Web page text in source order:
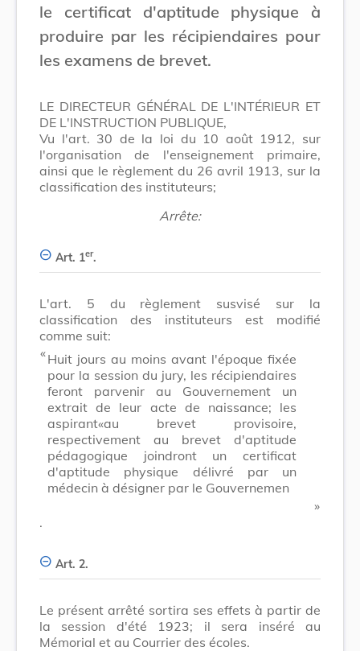
le certificat d'aptitude physique à
produire par les récipiendaires pour
les examens de brevet.
LE DIRECTEUR GÉNÉRAL DE L'INTÉRIEUR ET
DE L'INSTRUCTION PUBLIQUE,
Vu l'art. 30 de la loi du 10 août 1912, sur
l'organisation de l'enseignement primaire,
ainsi que le règlement du 26 avril 1913, sur la
classification des instituteurs;
Arrête:
Art. 1er.
L'art. 5 du règlement susvisé sur la
classification des instituteurs est modifié
comme suit:
​ «Huit jours au moins avant l'époque fixée
pour la session du jury, les récipiendaires
feront parvenir au Gouvernement un
extrait de leur acte de naissance; les
aspirant«au brevet provisoire,
respectivement au brevet d'aptitude
pédagogique joindront un certificat
d'aptitude physique délivré par un
médecin à désigner par le Gouvernemen
​ »
.
Art. 2.
Le présent arrêté sortira ses effets à partir de
la session d'été 1923; il sera inséré au
Mémorial et au Courrier des écoles.